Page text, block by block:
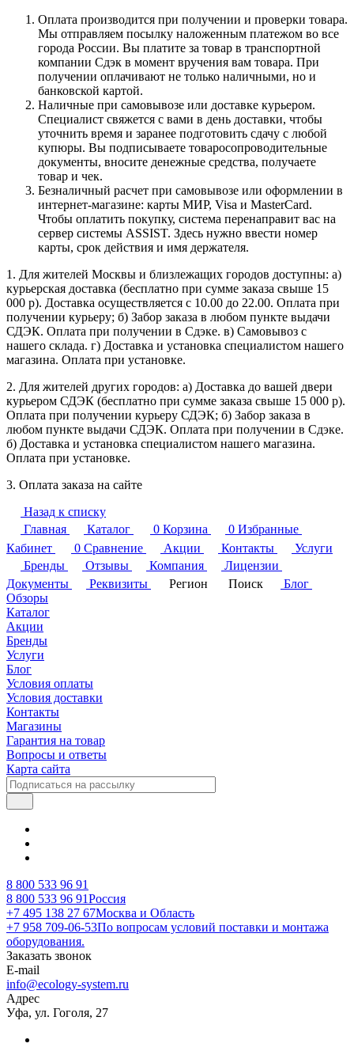
Оплата производится при получении и проверки товара.
Мы отправляем посылку наложенным платежом во все
города России. Вы платите за товар в транспортной
компании Сдэк в момент вручения вам товара. При
получении оплачивают не только наличными, но и
банковской картой.
Наличные при самовывозе или доставке курьером.
Специалист свяжется с вами в день доставки, чтобы
уточнить время и заранее подготовить сдачу с любой
купюры. Вы подписываете товаросопроводительные
документы, вносите денежные средства, получаете
товар и чек.
Безналичный расчет при самовывозе или оформлении в
интернет-магазине: карты МИР, Visa и MasterCard.
Чтобы оплатить покупку, система перенаправит вас на
сервер системы ASSIST. Здесь нужно ввести номер
карты, срок действия и имя держателя.
1. Для жителей Москвы и близлежащих городов доступны: а)
курьерская доставка (бесплатно при сумме заказа свыше 15
000 р). Доставка осуществляется с 10.00 до 22.00. Оплата при
получении курьеру; б) Забор заказа в любом пункте выдачи
СДЭК. Оплата при получении в Сдэке. в) Самовывоз с
нашего склада. г) Доставка и установка специалистом нашего
магазина. Оплата при установке.
2. Для жителей других городов: а) Доставка до вашей двери
курьером СДЭК (бесплатно при сумме заказа свыше 15 000 р).
Оплата при получении курьеру СДЭК; б) Забор заказа в
любом пункте выдачи СДЭК. Оплата при получении в Сдэке.
б) Доставка и установка специалистом нашего магазина.
Оплата при установке.
3. Оплата заказа на сайте
Назад к списку
Главная
Каталог 0 Корзина 0 Избранные
Кабинет
0 Сравнение Акции Контакты
Услуги
Бренды
Отзывы Компания
Лицензии
Документы
Реквизиты Регион Поиск
Блог
Обзоры
Каталог
Акции
Бренды
Услуги
Блог
Условия оплаты
Условия доставки
Контакты
Магазины
Гарантия на товар
Вопросы и ответы
Карта сайта
8 800 533 96 91
8 800 533 96 91Россия
+7 495 138 27 67Москва и Область
+7 958 709-06-53По вопросам условий поставки и монтажа
оборудования.
Заказать звонок
E-mail
info@ecology-system.ru
Адрес
Уфа, ул. Гоголя, 27